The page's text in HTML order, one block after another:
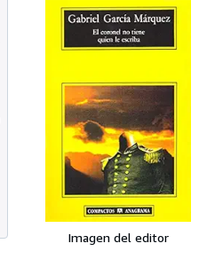
Imagen del editor